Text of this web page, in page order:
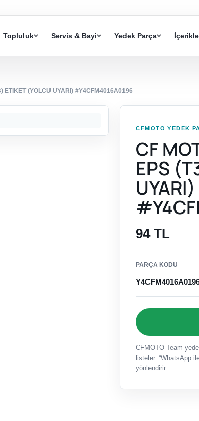
Topluluk Servis & Bayi Yedek Parça
ETIKET (YOLCU UYARI) #Y4CFM4016A0196
CFMOTO YEDEK
CF
EPS
UYARI)
94 TL
PARÇA KODU
CFMOTO Team
listeler. “WhatsApp
yönlendirir.